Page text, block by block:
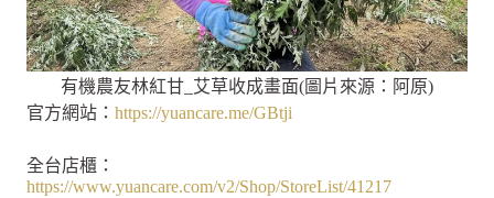
有機農友林紅甘_艾草收成畫面(圖片來源：阿原)
官方網站： https://yuancare.me/GBtji
全台店櫃：
https://www.yuancare.com/v2/Shop/StoreList/41217